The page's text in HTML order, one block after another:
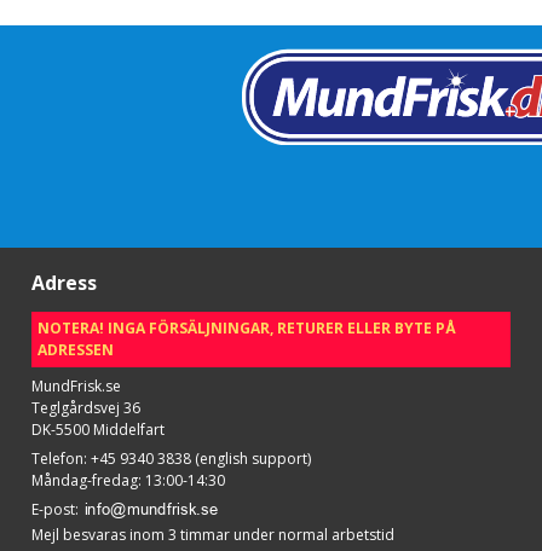
Adress
NOTERA! INGA FÖRSÄLJNINGAR, RETURER ELLER BYTE PÅ
ADRESSEN
MundFrisk.se
Teglgårdsvej 36
DK-5500 Middelfart
Telefon: +45 9340 3838 (english support)
Måndag-fredag: 13:00-14:30
E-post:
Mejl besvaras inom 3 timmar under normal arbetstid